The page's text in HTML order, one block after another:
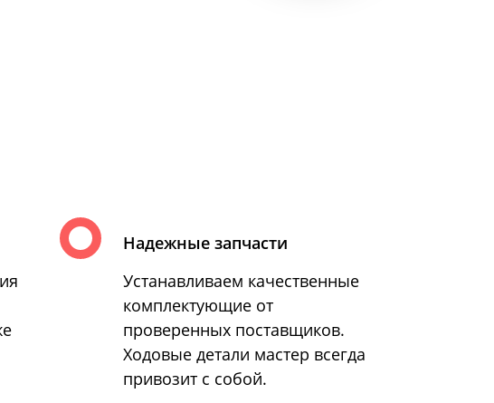
Надежные запчасти
Устанавливаем качественные
комплектующие от
проверенных поставщиков.
Ходовые детали мастер всегда
привозит с собой.